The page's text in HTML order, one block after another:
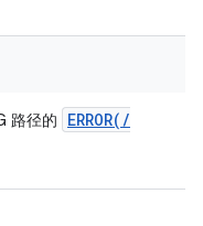
路径的 ERROR( /